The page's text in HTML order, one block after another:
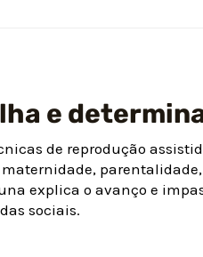
e
de reprodução
explica o avanço e
sociais.